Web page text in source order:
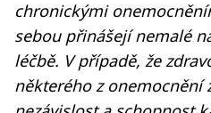
chronickými
sebou přinášejí nemalé
léčbě. V případě, že
některého z onemocnění